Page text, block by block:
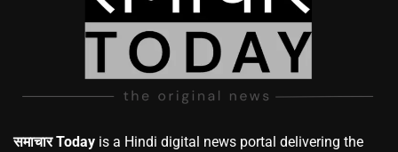
समाचार Today is a Hindi digital news portal delivering the